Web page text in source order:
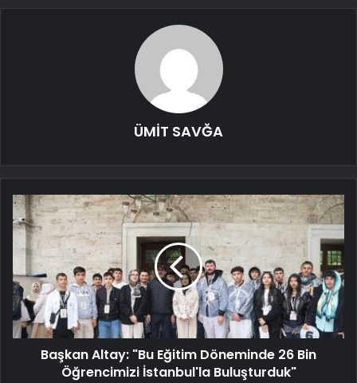
ÜMİT SAVĞA
Başkan Altay: "Bu Eğitim Döneminde 26 Bin
Öğrencimizi İstanbul'la Buluşturduk"